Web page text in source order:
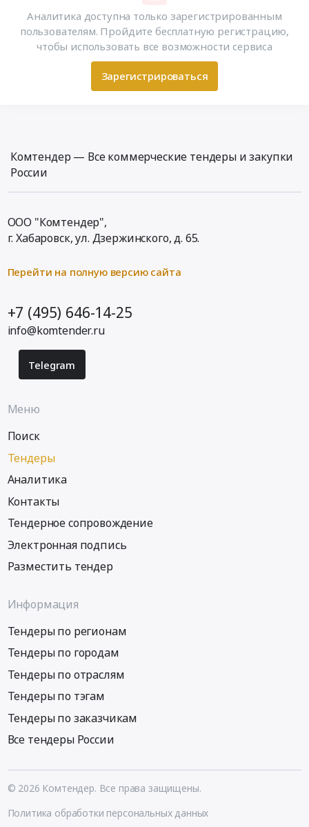
Аналитика доступна только зарегистрированным
пользователям. Пройдите бесплатную регистрацию,
чтобы использовать все возможности сервиса
Зарегистрироваться
Комтендер — Все коммерческие тендеры и закупки
России
ООО "Комтендер",
г. Хабаровск,ул. Дзержинского, д. 65.
Перейти на полную версию сайта
+7 (495) 646-14-25
info@komtender.ru
Telegram
Меню
Поиск
Тендеры
Аналитика
Контакты
Тендерное сопровождение
Электронная подпись
Разместить тендер
Информация
Тендеры по регионам
Тендеры по городам
Тендеры по отраслям
Тендеры по тэгам
Тендеры по заказчикам
Все тендеры России
© 2026 Комтендер. Все права защищены.
Политика обработки персональных данных